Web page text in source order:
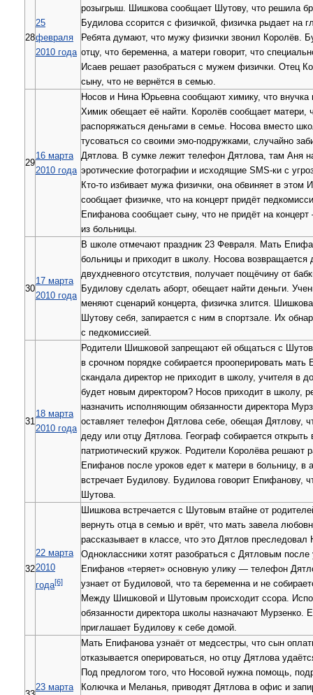
28
25
февраля
2010 года
розыгрыш. Шишкова сообщает Шутову, что решила
Будилова ссорится с физичкой, физичка рыдает на
Ребята думают, что мужу физички звонил Королёв.
отцу, что беременна, а матери говорит, что
Исаев решает разобраться с мужем физички. Отец
сыну, что не вернётся в семью.
29
16 марта
2010 года
Носов и Нина Юрьевна сообщают химику, что внучка
Химик обещает её найти. Королёв сообщает матери,
распоряжаться деньгами в семье. Носова вместо
тусоваться со своими эмо-подружками, случайно
Дятлова. В сумке лежит телефон Дятлова, там Аня
эротические фотографии и исходящие SMS-ки с
Кто-то избивает мужа физички, она обвиняет в этом
сообщает физичке, что на концерт придёт
Епифанова сообщает сыну, что не придёт на
из больницы.
30
17 марта
2010 года
В школе отмечают праздник 23 Февраля. Мать
больницы и приходит в школу. Носова возвращается
двухдневного отсутствия, получает пощёчину от
Будилову сделать аборт, обещает найти деньги.
меняют сценарий концерта, физичка злится.
Шутову себя, запирается с ним в спортзале. Их
с педкомиссией.
31
18 марта
2010 года
Родители Шишковой запрещают ей общаться с
в срочном порядке собирается прооперировать
скандала директор не приходит в школу, учителя в
будет новым директором? Носов приходит в школу,
назначить исполняющим обязанности директора
оставляет телефон Дятлова себе, обещая Дятлову,
деду или отцу Дятлова. Географ собирается открыть
патриотический кружок. Родители Королёва решают
Епифанов после уроков едет к матери в больницу, в
встречает Будилову. Будилова говорит Епифанову,
Шутова.
32
22 марта
2010
года[6]
Шишкова встречается с Шутовым втайне от
вернуть отца в семью и врёт, что мать завела
рассказывает в классе, что это Дятлов преследовал
Одноклассники хотят разобраться с Дятловым после
Епифанов «теряет» основную улику — телефон
узнает от Будиловой, что та беременна и не
Между Шишковой и Шутовым происходит ссора.
обязанности директора школы назначают Мурзенко.
приглашает Будилову к себе домой.
23 марта
Мать Епифанова узнаёт от медсестры, что сын
отказывается оперироваться, но отцу Дятлова
Под предлогом того, что Носовой нужна помощь,
Колючка и Меланья, приводят Дятлова в офис и